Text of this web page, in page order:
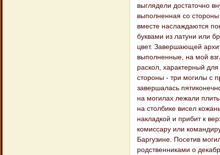
выглядели достаточно
выполненная со
вместе наслаждаются
буквами из латуни или
цвет. Завершающей
выполненные, на мой
раскол, характерный
стороны - три могилы с
завершалась
на могилах лежали
на столбике висел
накладкой и прибит к
комиссару или
Баргузине. Посетив
родственниками о